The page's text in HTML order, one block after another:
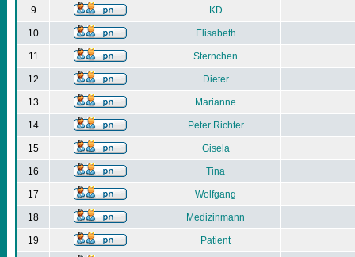
9 KD
10 Elisabeth
11 Sternchen
12 Dieter
13 Marianne
14 Peter Richter
15 Gisela
16 Tina
17 Wolfgang
18 Medizinmann
19 Patient